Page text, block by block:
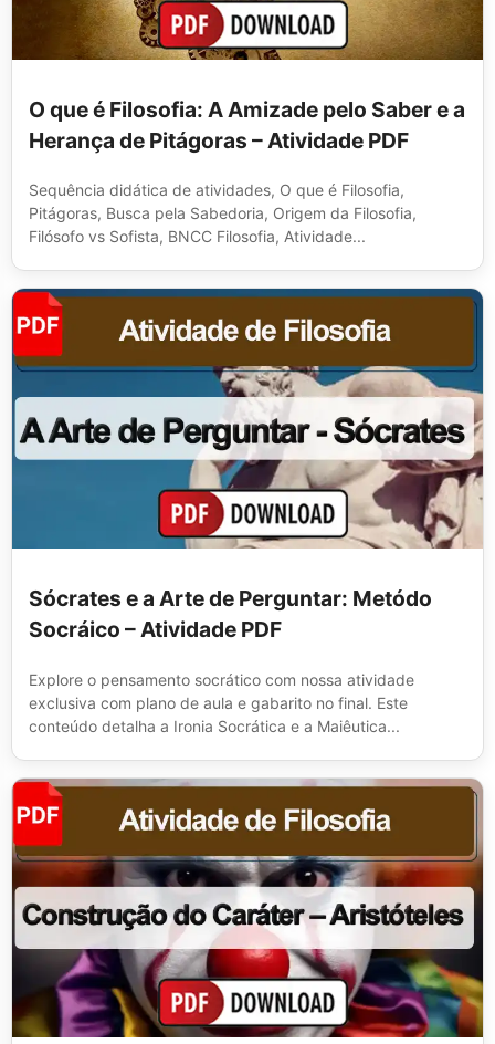
O que é Filosofia: A Amizade pelo Saber e a
Herança de Pitágoras – Atividade PDF
Sequência didática de atividades, O que é Filosofia,
Pitágoras, Busca pela Sabedoria, Origem da Filosofia,
Filósofo vs Sofista, BNCC Filosofia, Atividade...
Sócrates e a Arte de Perguntar: Metódo
Socráico – Atividade PDF
Explore o pensamento socrático com nossa atividade
exclusiva com plano de aula e gabarito no final. Este
conteúdo detalha a Ironia Socrática e a Maiêutica...